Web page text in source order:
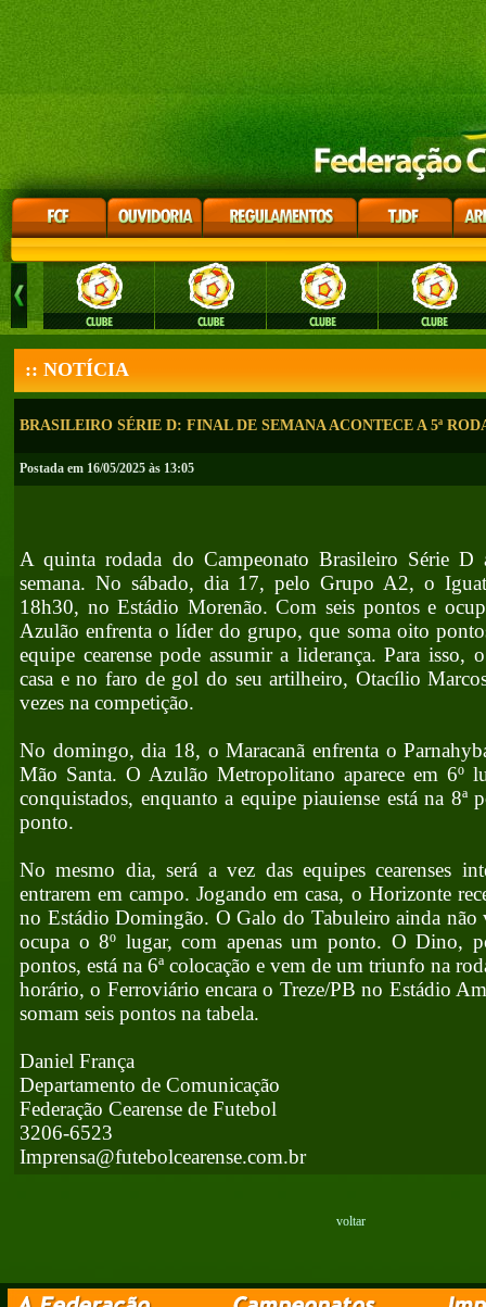
:: NOTÍCIA
BRASILEIRO SÉRIE D: FINAL DE SEMANA ACONTECE A 5ª
Postada em 16/05/2025 às 13:05
A quinta rodada do Campeonato Brasileiro Série D
semana. No sábado, dia 17, pelo Grupo A2, o
18h30, no Estádio Morenão. Com seis pontos e
Azulão enfrenta o líder do grupo, que soma oito
equipe cearense pode assumir a liderança. Para isso,
casa e no faro de gol do seu artilheiro, Otacílio
vezes na competição.
No domingo, dia 18, o Maracanã enfrenta o
Mão Santa. O Azulão Metropolitano aparece em 6º
conquistados, enquanto a equipe piauiense está na 8ª
ponto.
No mesmo dia, será a vez das equipes cearenses
entrarem em campo. Jogando em casa, o Horizonte
no Estádio Domingão. O Galo do Tabuleiro ainda não
ocupa o 8º lugar, com apenas um ponto. O Dino,
pontos, está na 6ª colocação e vem de um triunfo na
horário, o Ferroviário encara o Treze/PB no Estádio
somam seis pontos na tabela.
Daniel França
Departamento de Comunicação
Federação Cearense de Futebol
3206-6523
Imprensa@futebolcearense.com.br
voltar